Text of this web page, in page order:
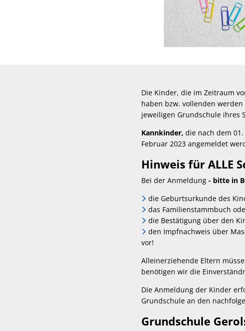
Die Kinder, die im Zeitraum
haben bzw. vollenden
jeweiligen Grundschule ihres
Kannkinder, die nach dem
Februar 2023 angemeldet
Hinweis für ALLE
Bei der Anmeldung - bitte in
die Geburtsurkunde des
das Familienstammbuch
die Bestätigung über den
den Impfnachweis über
vor!
Alleinerziehende Eltern
benötigen wir die
Die Anmeldung der Kinder
Grundschule an den
Grundschule